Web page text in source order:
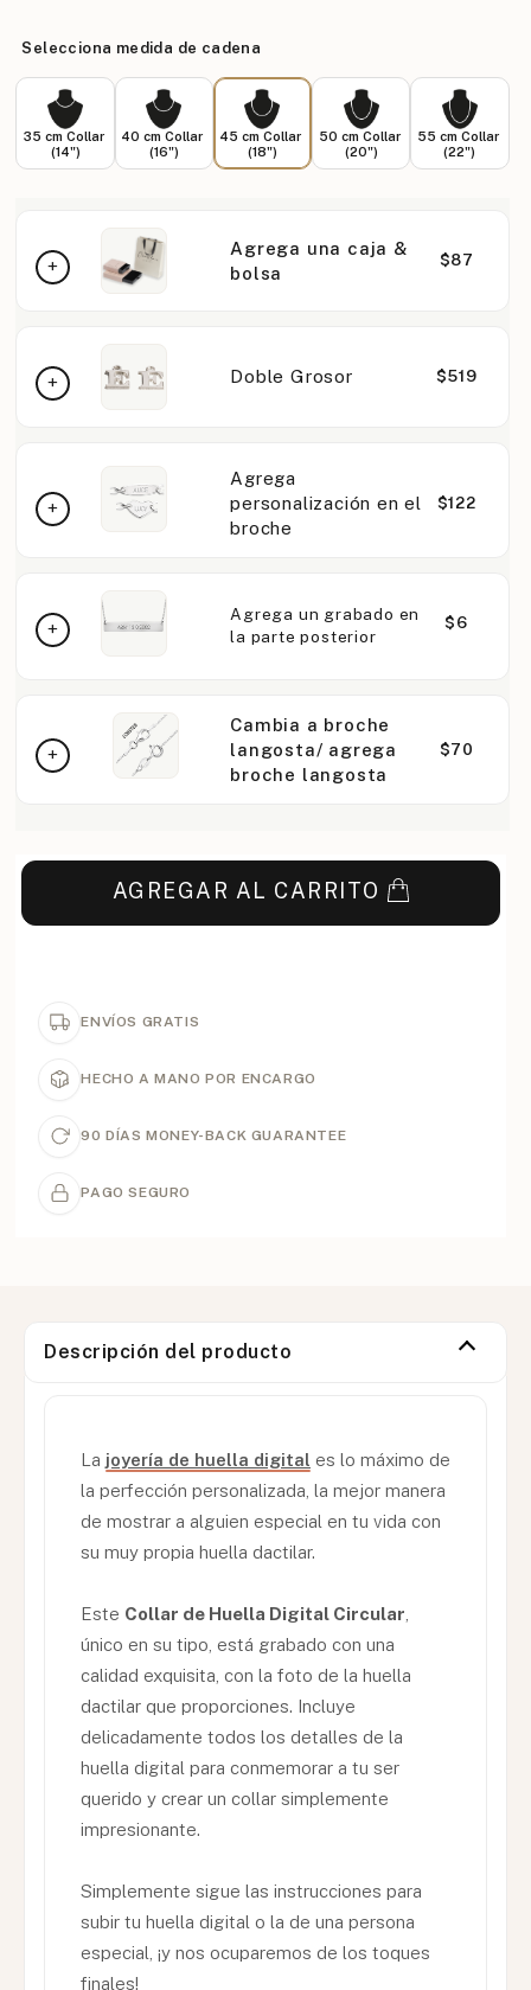
Selecciona medida de cadena
35 cm Collar
(14")
40 cm Collar
(16")
45 cm Collar
(18")
50 cm Collar
(20")
55 cm Collar
(22")
Agrega una caja &
bolsa
$87
Doble Grosor $519
Agrega
personalización en el
broche
$122
Agrega un grabado en
la parte posterior
$6
Cambia a broche
langosta/ agrega
broche langosta
$70
AGREGAR AL CARRITO
ENVÍOS GRATIS
HECHO A MANO POR ENCARGO
90 DÍAS MONEY-BACK GUARANTEE
PAGO SEGURO
Descripción del producto
La joyería de huella digital es lo máximo de
la perfección personalizada, la mejor manera
de mostrar a alguien especial en tu vida con
su muy propia huella dactilar.
Este Collar de Huella Digital Circular
único en su tipo, está grabado con una
calidad exquisita, con la foto de la huella
dactilar que proporciones. Incluye
delicadamente todos los detalles de la
huella digital para conmemorar a tu ser
querido y crear un collar simplemente
impresionante.
Simplemente sigue las instrucciones para
subir tu huella digital o la de una persona
especial, ¡y nos ocuparemos de los toques
finales!